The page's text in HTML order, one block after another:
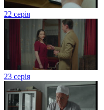
22 серія
23 серія